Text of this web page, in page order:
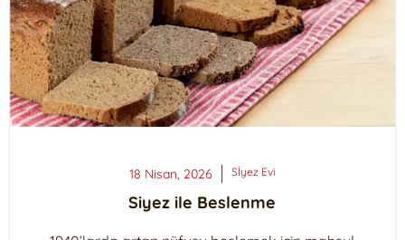
18 Nisan, 2026 Sİyez Evi
Siyez ile Beslenme